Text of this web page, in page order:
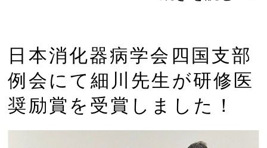
日本消化器病学会四国支部
例会にて細川先生が研修医
奨励賞を受賞しました！